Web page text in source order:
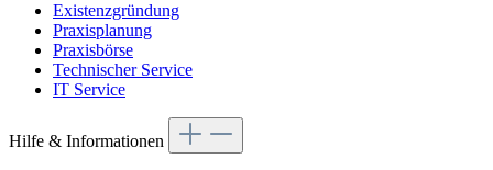
Existenzgründung
Praxisplanung
Praxisbörse
Technischer Service
IT Service
Hilfe & Informationen